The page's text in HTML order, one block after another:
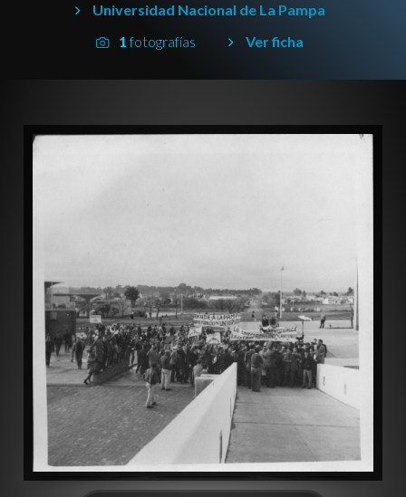
Universidad Nacional de La Pampa
1fotografías Ver ficha